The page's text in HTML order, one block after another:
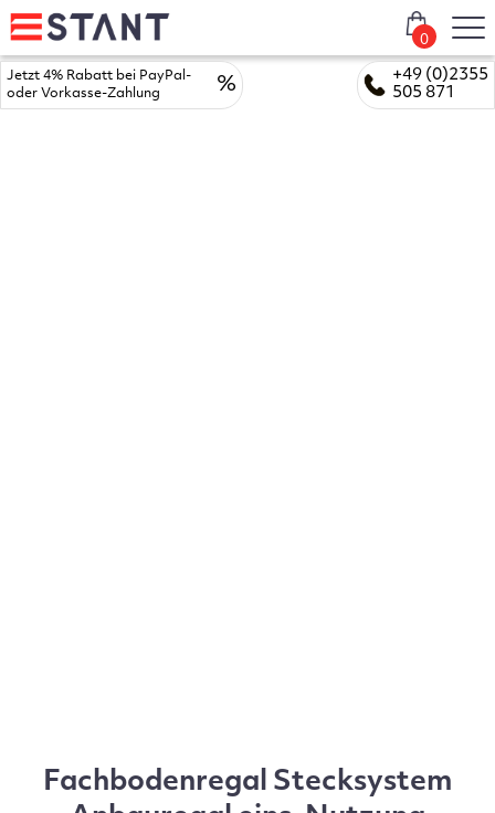
+49 (0)2355
505 871
Jetzt 4% Rabatt bei PayPal-
oder Vorkasse-Zahlung
%
0
Fachbodenregal Stecksystem